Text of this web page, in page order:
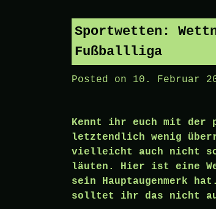
Sportwetten:
Fußballliga
Posted on 10. Februar
Kennt ihr euch mit der
letztendlich wenig
vielleicht auch nicht so
läuten. Hier ist eine
sein Hauptaugenmerk
solltet ihr das nicht